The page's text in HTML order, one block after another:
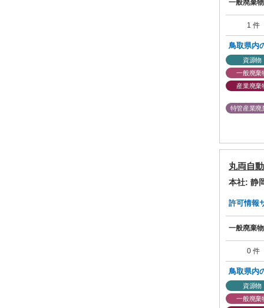
一般廃棄
1 件
鳥取県内
資源物
一般廃棄
産業廃棄
特管産業廃
丸両自
本社: 静
許可情報
一般廃棄
0 件
鳥取県内
資源物
一般廃棄